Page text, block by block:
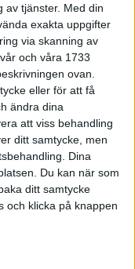
av tjänster. Med din
exakta uppgifter
via skanning av
och våra 1733
ovan.
eller för att få
ändra dina
att viss behandling
ditt samtycke, men
Dina
Du kan när som
ditt samtycke
och klicka på knappen
3